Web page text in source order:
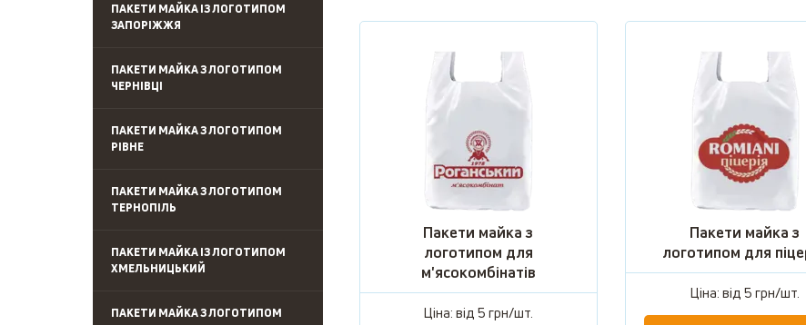
ПАКЕТИ МАЙКА ІЗ ЛОГОТИПОМ
ЗАПОРІЖЖЯ
ПАКЕТИ МАЙКА З ЛОГОТИПОМ
ЧЕРНІВЦІ
ПАКЕТИ МАЙКА З ЛОГОТИПОМ
РІВНЕ
ПАКЕТИ МАЙКА З ЛОГОТИПОМ
ТЕРНОПІЛЬ
ПАКЕТИ МАЙКА ІЗ ЛОГОТИПОМ
ХМЕЛЬНИЦЬКИЙ
ПАКЕТИ МАЙКА З ЛОГОТИПОМ
Пакети майка з
логотипом для
м'ясокомбінатів
Ціна: від5 грн/шт.
Пакети майка з
логотипом для
Ціна: від5 грн/шт.